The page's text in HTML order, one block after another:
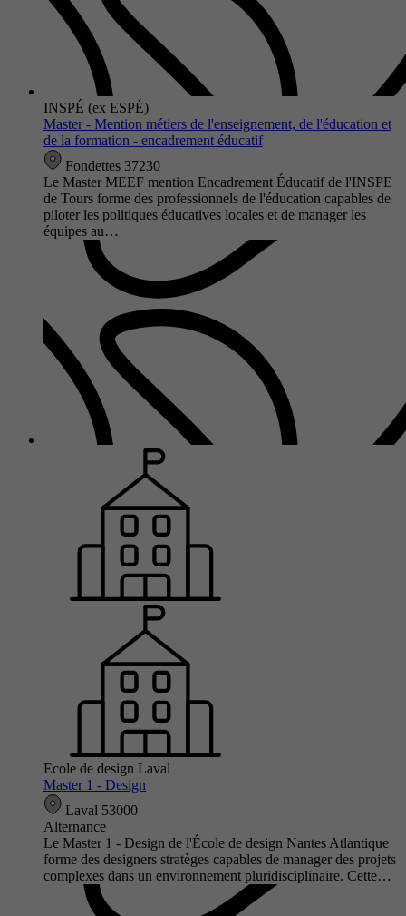
INSPÉ (ex ESPÉ)
Master - Mention métiers de l'enseignement, de l'éducation et
de la formation - encadrement éducatif
Fondettes 37230
Le Master MEEF mention Encadrement Éducatif de l'INSPE
de Tours forme des professionnels de l'éducation capables de
piloter les politiques éducatives locales et de manager les
équipes au…
Ecole de design Laval
Master 1 - Design
Laval 53000
Alternance
Le Master 1 - Design de l'École de design Nantes Atlantique
forme des designers stratèges capables de manager des projets
complexes dans un environnement pluridisciplinaire. Cette…